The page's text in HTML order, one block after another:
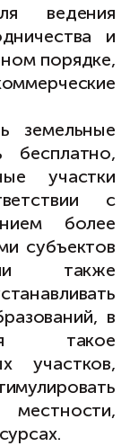
ведения
и
порядке,
земельные
бесплатно,
участки
с
более
субъектов
также
в
такое
участков,